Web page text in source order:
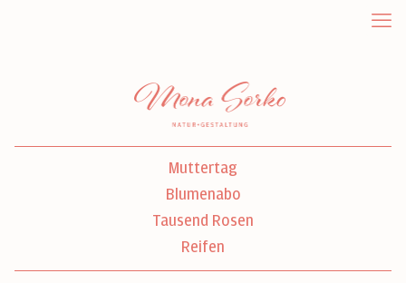
Muttertag
Blumenabo
Tausend Rosen
Reifen